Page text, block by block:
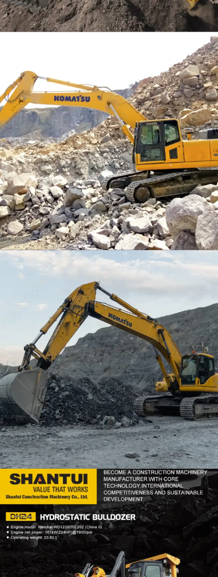
EXCAVATOR TOOLS
KOMATSU PC300SE-8M0
Find Out More
EXCAVATOR TOOLS
KOMATSU PC400LCSE-8
Find Out More
DOZER TOOLS